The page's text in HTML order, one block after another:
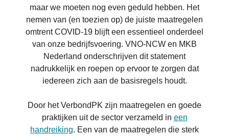
maar we moeten nog even geduld hebben. Het
nemen van (en toezien op) de juiste maatregelen
omtrent COVID-19 blijft een essentieel onderdeel
van onze bedrijfsvoering. VNO-NCW en MKB
Nederland onderschrijven dit statement
nadrukkelijk en roepen op ervoor te zorgen dat
iedereen zich aan de basisregels houdt.
Door het VerbondPK zijn maatregelen en goede
praktijken uit de sector verzameld in een
handreiking. Een van de maatregelen die sterk